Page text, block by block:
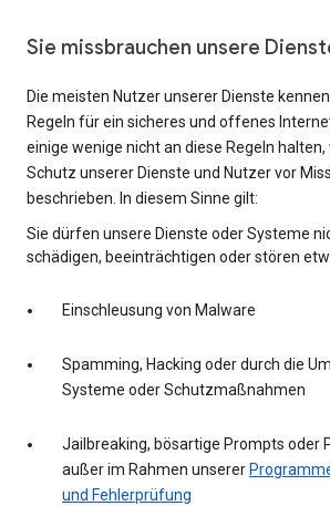
Sie missbrauchen unsere
Die meisten Nutzer unserer Dienste
Regeln für ein sicheres und offenes
einige wenige nicht an diese Regeln
Schutz unserer Dienste und Nutzer vor
beschrieben. In diesem Sinne gilt:
Sie dürfen unsere Dienste oder Systeme
schädigen, beeinträchtigen oder stören
Einschleusung von Malware
Spamming, Hacking oder durch die
Systeme oder Schutzmaßnahmen
Jailbreaking, bösartige Prompts oder
außer im Rahmen unserer
und Fehlerprüfung